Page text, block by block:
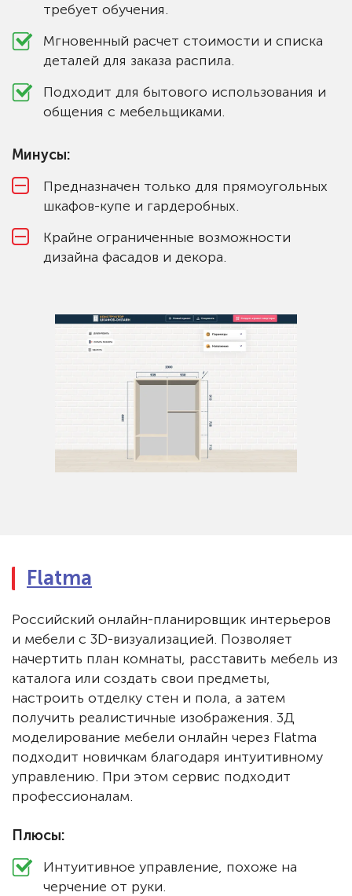
требует обучения.
Мгновенный расчет стоимости и списка
деталей для заказа распила.
Подходит для бытового использования и
общения с мебельщиками.
Минусы:
Предназначен только для прямоугольных
шкафов-купе и гардеробных.
Крайне ограниченные возможности
дизайна фасадов и декора.
Flatma
Российский онлайн-планировщик интерьеров
и мебели с 3D-визуализацией. Позволяет
начертить план комнаты, расставить мебель из
каталога или создать свои предметы,
настроить отделку стен и пола, а затем
получить реалистичные изображения. 3Д
моделирование мебели онлайн через Flatma
подходит новичкам благодаря интуитивному
управлению. При этом сервис подходит
профессионалам.
Плюсы:
Интуитивное управление, похоже на
черчение от руки.